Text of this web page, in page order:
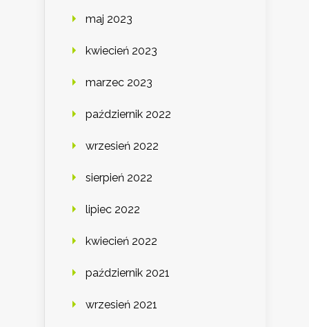
maj 2023
kwiecień 2023
marzec 2023
październik 2022
wrzesień 2022
sierpień 2022
lipiec 2022
kwiecień 2022
październik 2021
wrzesień 2021